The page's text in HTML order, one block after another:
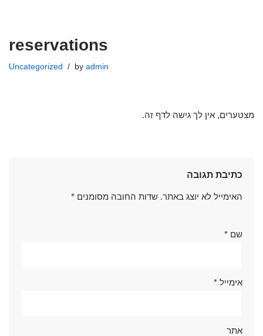
reservations
by admin
Uncategorized
מצטערים, אין לך גישה לדף זה.
כתיבת תגובה
האימייל לא יוצג באתר. שדות החובה מסומנים *
שם *
אימייל *
אתר